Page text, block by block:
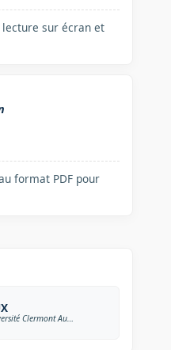
sur écran et
format PDF pour
Laboratoire ACTé, Université Clermont Auvergne